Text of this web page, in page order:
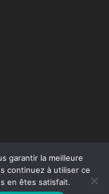
garantir la meilleure
continuez à utiliser ce
en êtes satisfait.